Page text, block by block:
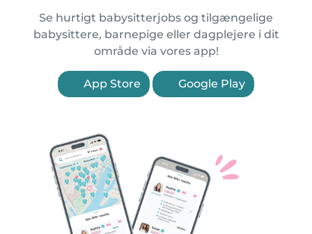
Se hurtigt babysitterjobs og tilgængelige
babysittere, barnepige eller dagplejere i dit
område via vores app!
App Store Google Play